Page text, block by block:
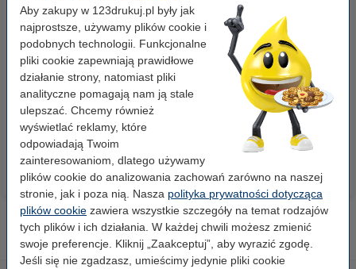
Aby zakupy w 123drukuj.pl były jak
najprostsze, używamy plików cookie i
podobnych technologii. Funkcjonalne
pliki cookie zapewniają prawidłowe
działanie strony, natomiast pliki
analityczne pomagają nam ją stale
ulepszać. Chcemy również
wyświetlać reklamy, które
odpowiadają Twoim
zainteresowaniom, dlatego używamy
plików cookie do analizowania zachowań zarówno na naszej
stronie, jak i poza nią. Nasza polityka prywatności dotycząca
plików cookie zawiera wszystkie szczegóły na temat rodzajów
tych plików i ich działania. W każdej chwili możesz zmienić
swoje preferencje. Kliknij „Zaakceptuj”, aby wyrazić zgodę.
Jeśli się nie zgadzasz, umieścimy jedynie pliki cookie
Papier ksero A4 80 g/m2 (500
szt.), 123drukuj
Papier ksero A4 80 g/m2 (2500
szt.), 123drukuj (5 ryz)
110,00 zł z VAT